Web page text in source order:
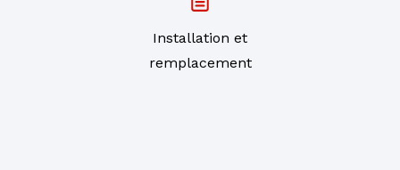
Installation et
remplacement